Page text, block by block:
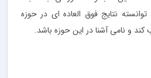
نتایج فوق العاده ای در حوزه
و نامی آشنا در این حوزه باشد.